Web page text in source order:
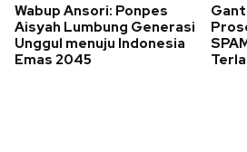
Wabup Ansori: Ponpes
Aisyah Lumbung Generasi
Unggul menuju Indonesia
Emas 2045